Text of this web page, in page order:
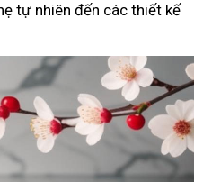
tự nhiên đến các thiết kế